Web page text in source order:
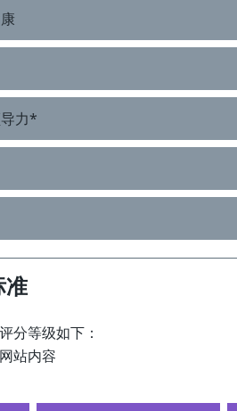
⼒*
准
分等级如下：
站内容